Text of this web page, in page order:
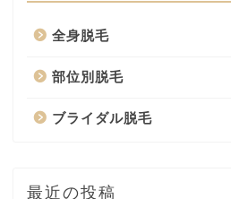
全身脱毛
部位別脱毛
ブライダル脱毛
最近の投稿